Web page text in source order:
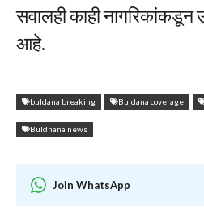
सवालही काही
आहे.
buldana breaking Buldana coverage
Buldhana news
Join WhatsApp